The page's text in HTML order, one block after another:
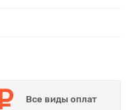
Все виды оплат